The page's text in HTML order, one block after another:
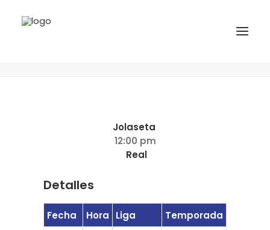
COMPETICIONES VASCAS
ACTIVIDADES
F.V.H.
CONTACTO
Jolaseta
12:00 pm
Real
Detalles
Fecha Hora Liga
Temporada